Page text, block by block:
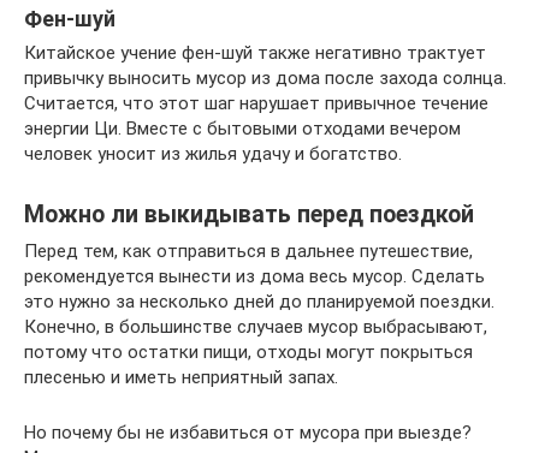
Фен-шуй
Китайское учение фен-шуй также негативно трактует
привычку выносить мусор из дома после захода солнца.
Считается, что этот шаг нарушает привычное течение
энергии Ци. Вместе с бытовыми отходами вечером
человек уносит из жилья удачу и богатство.
Можно ли выкидывать перед поездкой
Перед тем, как отправиться в дальнее путешествие,
рекомендуется вынести из дома весь мусор. Сделать
это нужно за несколько дней до планируемой поездки.
Конечно, в большинстве случаев мусор выбрасывают,
потому что остатки пищи, отходы могут покрыться
плесенью и иметь неприятный запах.
Но почему бы не избавиться от мусора при выезде?